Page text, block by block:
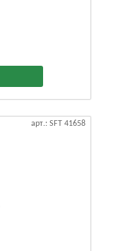
арт.: SFT 41658